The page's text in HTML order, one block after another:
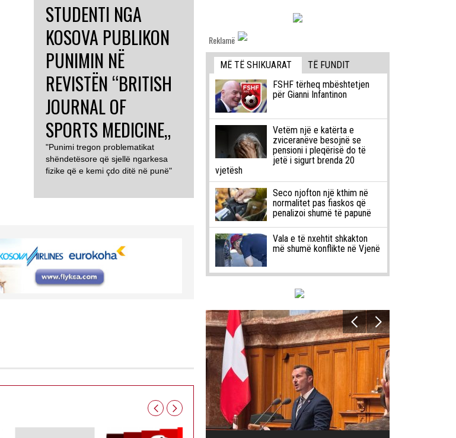
STUDENTI NGA
KOSOVA PUBLIKON
PUNIMIN NË
REVISTËN “BRITISH
JOURNAL OF
SPORTS MEDICINE„
"Punimi tregon problematikat
shëndetësore që sjellë ngarkesa
fizike që e kemi çdo ditë në punë"
Reklamë
MË TË SHIKUARAT
TË FUNDIT
FSHF tërheq mbështetjen
për Gianni Infantinon
Vetëm një e katërta e
zviceranëve besojnë se
pensioni i pleqërisë do të
jetë i sigurt brenda 20
vjetësh
Seco njofton një kthim në
normalitet pas fiaskos që
penalizoi shumë të papunë
Vala e të nxehtit shkakton
më shumë konflikte në Vjenë